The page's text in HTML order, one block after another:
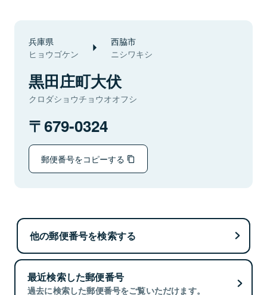
兵庫県
ヒョウゴケン
西脇市
ニシワキシ
黒田庄町大伏
クロダショウチョウオオフシ
679-0324
郵便番号をコピーする
他の郵便番号を検索する
最近検索した郵便番号
過去に検索した郵便番号をご覧いただけます。